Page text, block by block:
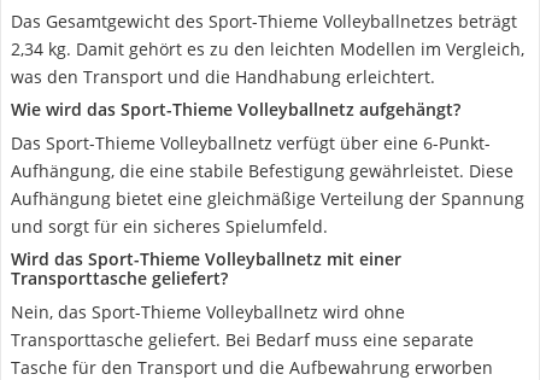
Das Gesamtgewicht des Sport-Thieme Volleyballnetzes beträgt
2,34 kg. Damit gehört es zu den leichten Modellen im Vergleich,
was den Transport und die Handhabung erleichtert.
Wie wird das Sport-Thieme Volleyballnetz aufgehängt?
Das Sport-Thieme Volleyballnetz verfügt über eine 6-Punkt-
Aufhängung, die eine stabile Befestigung gewährleistet. Diese
Aufhängung bietet eine gleichmäßige Verteilung der Spannung
und sorgt für ein sicheres Spielumfeld.
Wird das Sport-Thieme Volleyballnetz mit einer
Transporttasche geliefert?
Nein, das Sport-Thieme Volleyballnetz wird ohne
Transporttasche geliefert. Bei Bedarf muss eine separate
Tasche für den Transport und die Aufbewahrung erworben